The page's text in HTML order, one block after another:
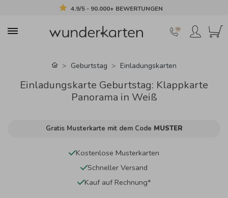
4.9/5 - 90.000+ BEWERTUNGEN
Geburtstag Einladungskarten
Einladungskarte Geburtstag: Klappkarte
Panorama in Weiß
Gratis Musterkarte mit dem Code MUSTER
Kostenlose Musterkarten
Schneller Versand
Kauf auf Rechnung*